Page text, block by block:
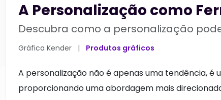
A Personalização como
Descubra como a personalização
Gráfica Kender | Produtos gráficos
A personalização não é apenas uma tendência,
proporcionando uma abordagem mais